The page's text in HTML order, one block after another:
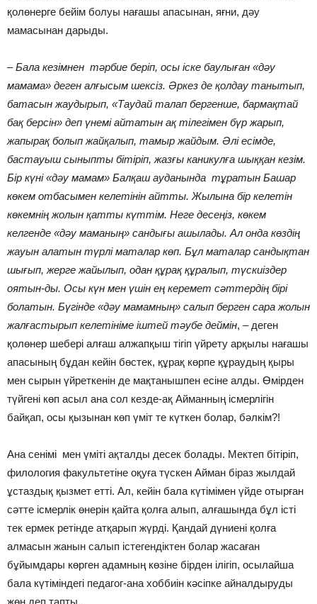
қолөнерге бейім болуы нағашы апасынан, яғни, дәу
мамасынан дарыды.
–Бала кезімнен тәрбие беріп, осы іске баулыған «дәу
мамама» деген алғысым шексіз. Әркез де қолдау танытып,
батасын жаудырып, «Таудай талап бергенше, бармақтай
бақ берсін» деп үнемі айтатын ақ тілегімен бүр жарып,
жапырақ болып жайқалып, тамыр жайдым. Әлі есімде,
бастауыш сыныпты бітіріп, жазғы каникулға шыққан кезім.
Бір күні «дәу мамам» Балқаш ауданында тұратын Башар
көкем отбасымен келетінін айтты. Жылына бір келетін
көкемнің жолын қатты күттім. Неге десеңіз, көкем
келгенде «дәу маманың» сандығы ашылады. Ал онда көздің
жауын алатын түрлі маталар көп. Бұл маталар сандықтан
шығып, жерге жайылып, одан құрақ құралып, түскиіздер
оятын-ды. Осы күн мен үшін ең керемет сәттердің бірі
болатын. Бүгінде «дәу мамамның» салып берген сара жолын
жалғастырып келетініме іштей тәубе деймін, – деген
қолөнер шебері алғаш алжапқыш тігіп үйрету арқылы нағашы
апасының бұдан кейін бөстек, құрақ көрпе құраудың қыры
мен сырын үйреткенін де мақтанышпен есіне алды. Өмірден
түйгені көп асыл ана сол кезде-ақ Айманның ісмерлігін
байқап, осы қызынан көп үміт те күткен болар, бәлкім?!
Ана сенімі мен үміті ақталды десек болады. Мектеп бітіріп,
филология факультетіне оқуға түскен Айман біраз жылдай
ұстаздық қызмет етті. Ал, кейін бала күтімімен үйде отырған
сәтте ісмерлік өнерін қайта қолға алып, алғашында бұл істі
тек ермек ретінде атқарып жүрді. Қандай дүниені қолға
алмасын жанын салып істегендіктен болар жасаған
бұйымдары көрген адамның көзіне бірден ілігіп, осылайша
бала күтіміндегі педагог-ана хоббиін кәсіпке айналдыруды
жөн деп тапты.